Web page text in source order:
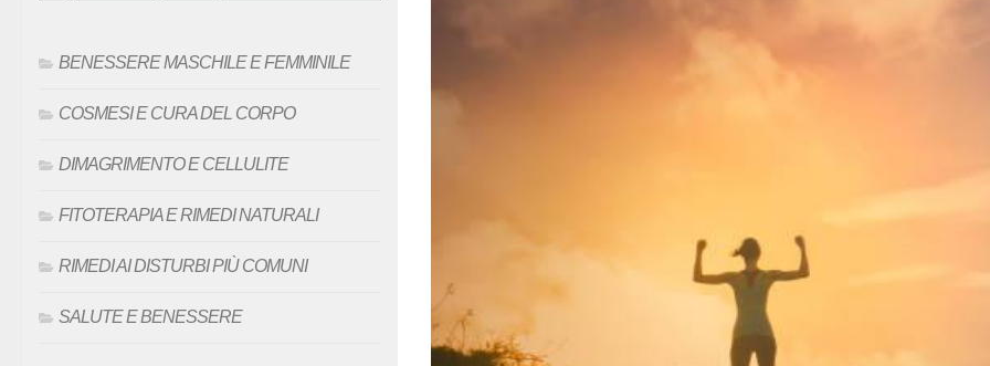
BENESSERE MASCHILE E FEMMINILE
COSMESI E CURA DEL CORPO
DIMAGRIMENTO E CELLULITE
FITOTERAPIA E RIMEDI NATURALI
RIMEDI AI DISTURBI PIÙ COMUNI
SALUTE E BENESSERE